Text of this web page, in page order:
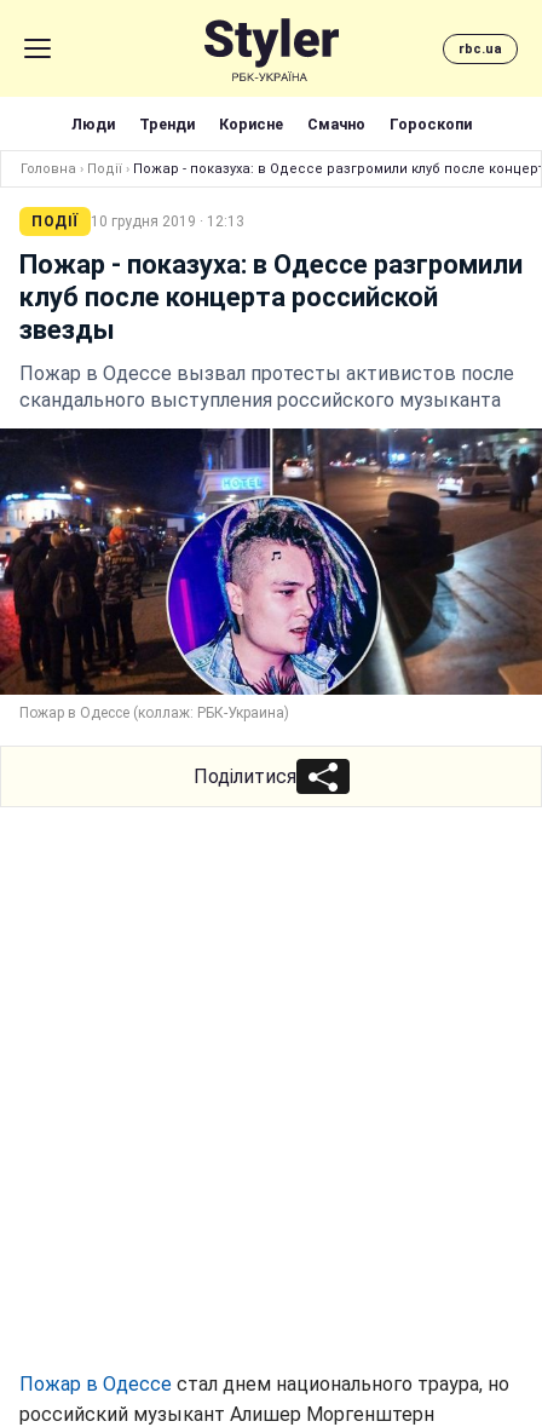
rbc.ua
Люди Тренди Корисне Смачно Гороскопи
Головна › Події › Пожар - показуха: в Одессе разгромили клуб после
ПОДІЇ 10 грудня 2019 · 12:13
Пожар - показуха: в Одессе разгромили
клуб после концерта российской
звезды
Пожар в Одессе вызвал протесты активистов после
скандального выступления российского музыканта
Пожар в Одессе (коллаж: РБК-Украина)
Поділитися
Пожар в Одессе стал днем национального траура, но
российский музыкант Алишер Моргенштерн